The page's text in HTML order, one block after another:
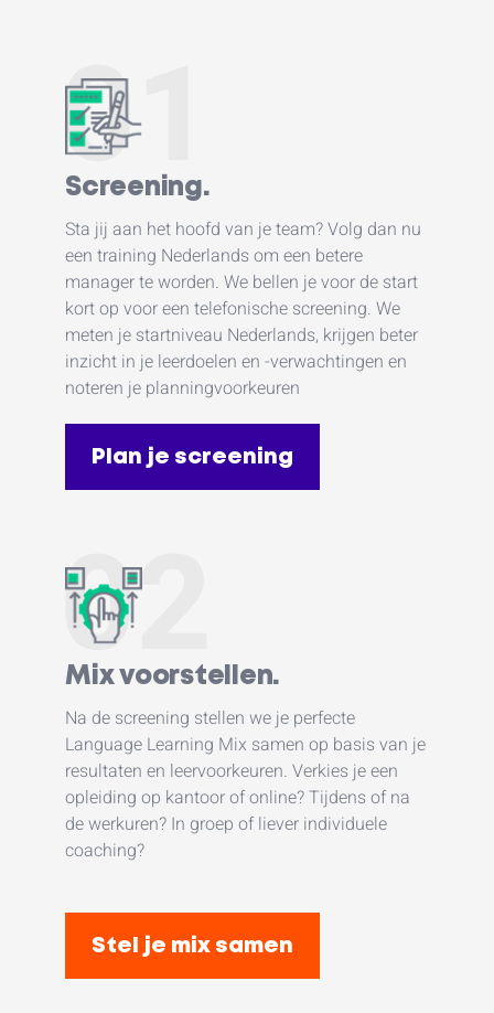
01
Screening.
Sta jij aan het hoofd van je team? Volg dan nu
een training Nederlands om een betere
manager te worden. We bellen je voor de start
kort op voor een telefonische screening. We
meten je startniveau Nederlands, krijgen beter
inzicht in je leerdoelen en -verwachtingen en
noteren je planningvoorkeuren
Plan je screening
02
Mix voorstellen.
Na de screening stellen we je perfecte
Language Learning Mix samen op basis van je
resultaten en leervoorkeuren. Verkies je een
opleiding op kantoor of online? Tijdens of na
de werkuren? In groep of liever individuele
coaching?
Stel je mix samen